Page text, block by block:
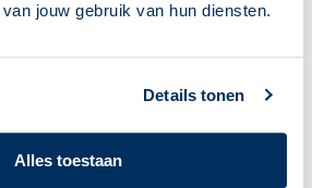
jouw gebruik van hun diensten.
Details tonen
Alles toestaan
plays a notable role in